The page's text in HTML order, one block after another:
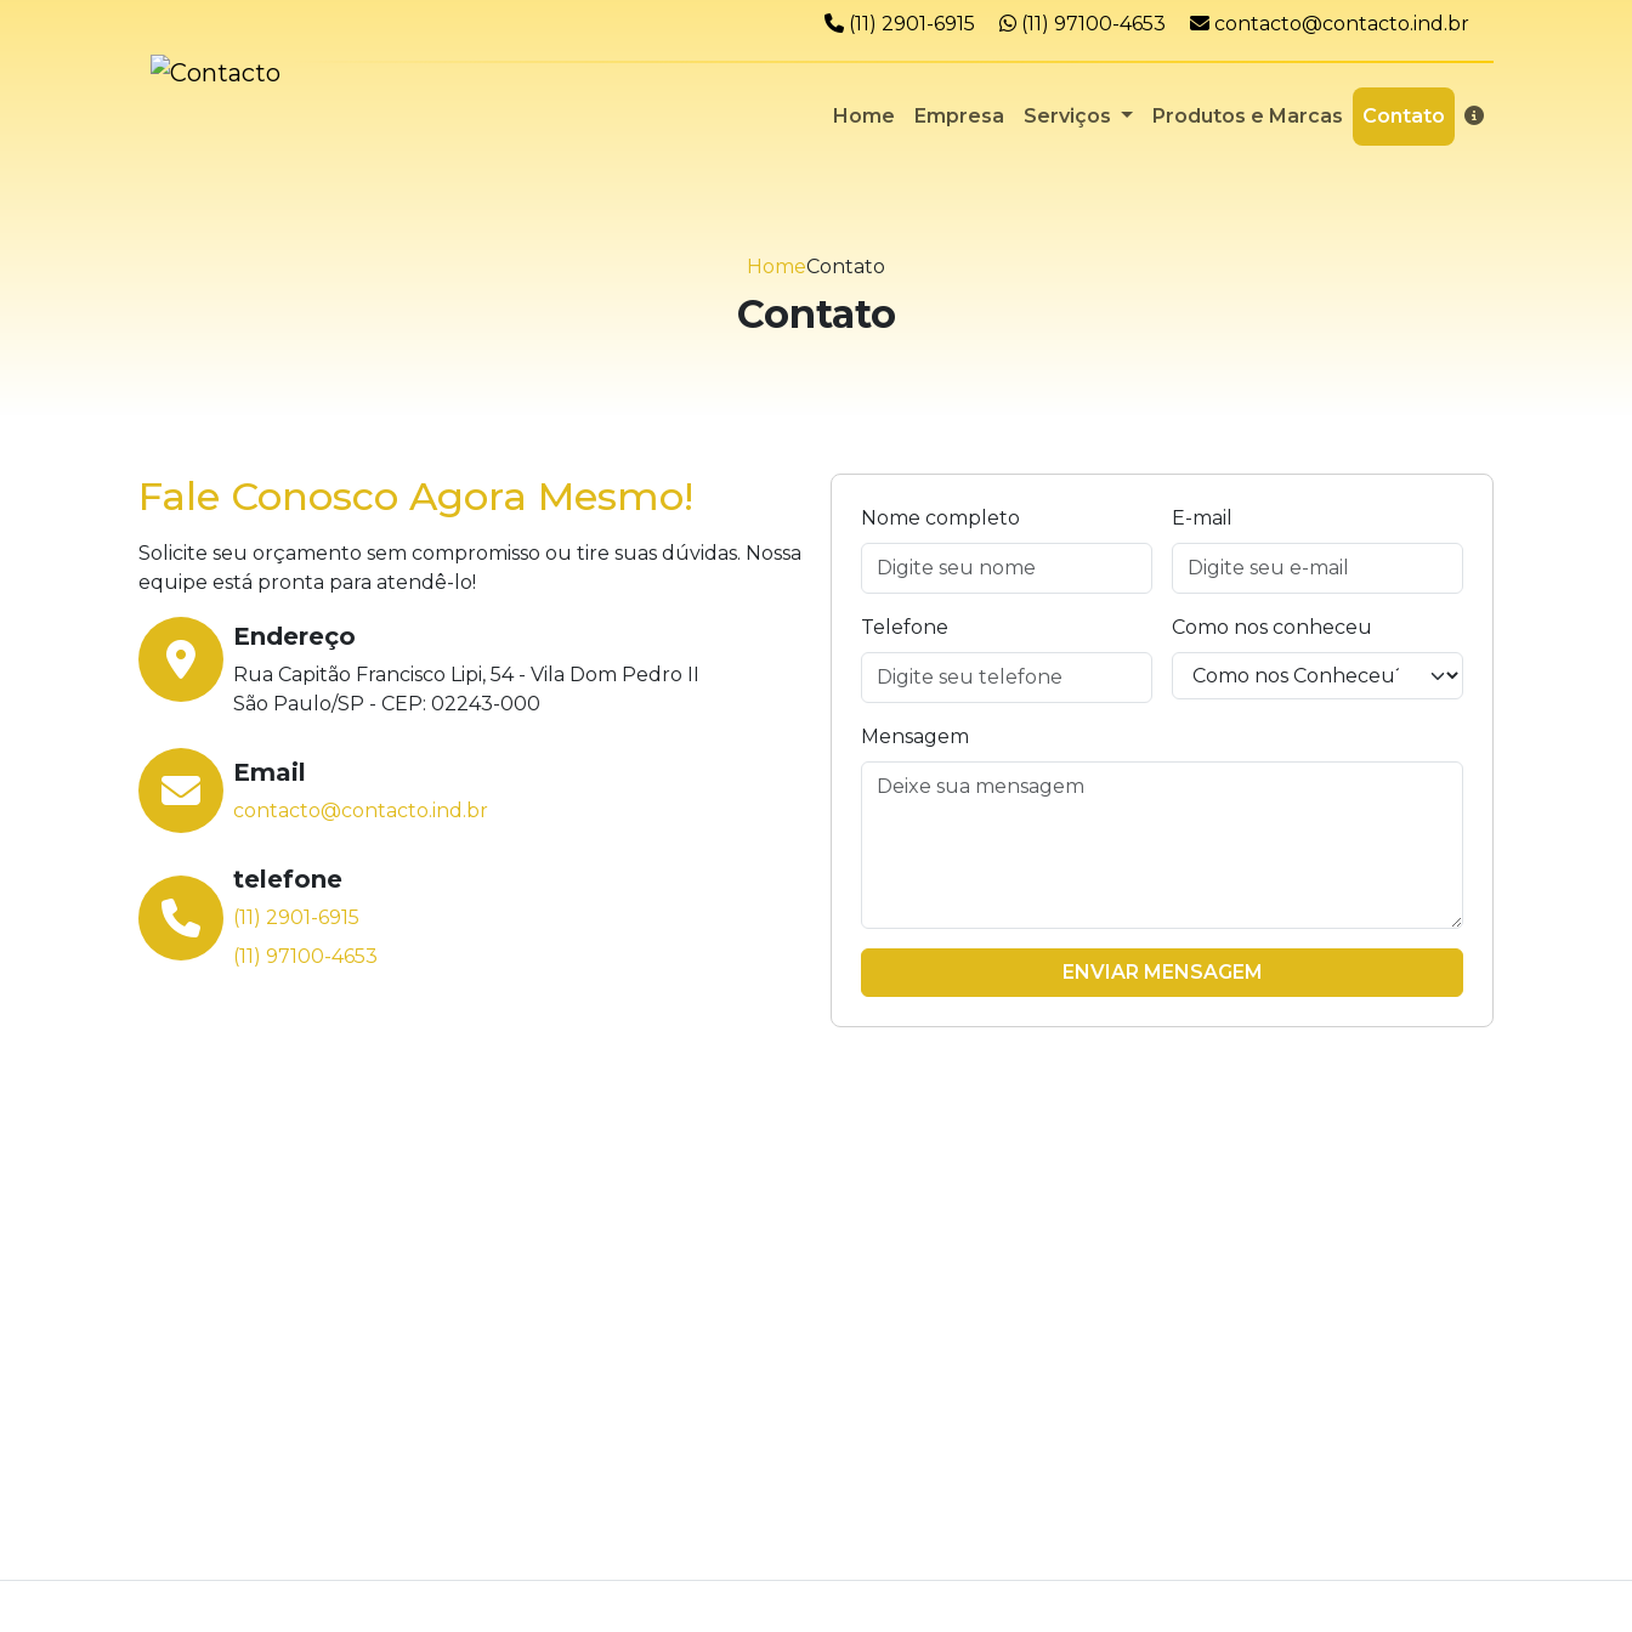
Telefone:
(11) 2901-6915 WhatsApp:
(11) 97100-4653 E-mail:
contacto@contacto.ind.br
Home Empresa Serviços Produtos e Marcas Contato
HomeContato
Contato
Fale Conosco Agora Mesmo!
Solicite seu orçamento sem compromisso ou tire suas dúvidas. Nossa
equipe está pronta para atendê-lo!
Endereço
Rua Capitão Francisco Lipi, 54 - Vila Dom Pedro II
São Paulo/SP - CEP: 02243-000
Email
contacto@contacto.ind.br
telefone
(11) 2901-6915
(11) 97100-4653
Nome completo E-mail
Telefone Como nos conheceu
Mensagem
ENVIAR MENSAGEM